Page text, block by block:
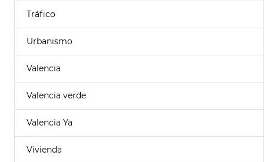
Tráfico
Urbanismo
Valencia
Valencia verde
Valencia Ya
Vivienda